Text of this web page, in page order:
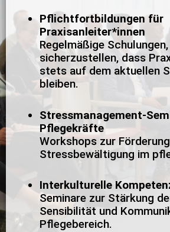
Pflichtfortbildungen für
Praxisanleiter*innen
Regelmäßige
sicherzustellen, dass
stets auf dem aktuellen
bleiben.
Stressmanagement-
Pflegekräfte
Workshops zur
Stressbewältigung im
Interkulturelle
Seminare zur Stärkung
Sensibilität und
Pflegebereich.